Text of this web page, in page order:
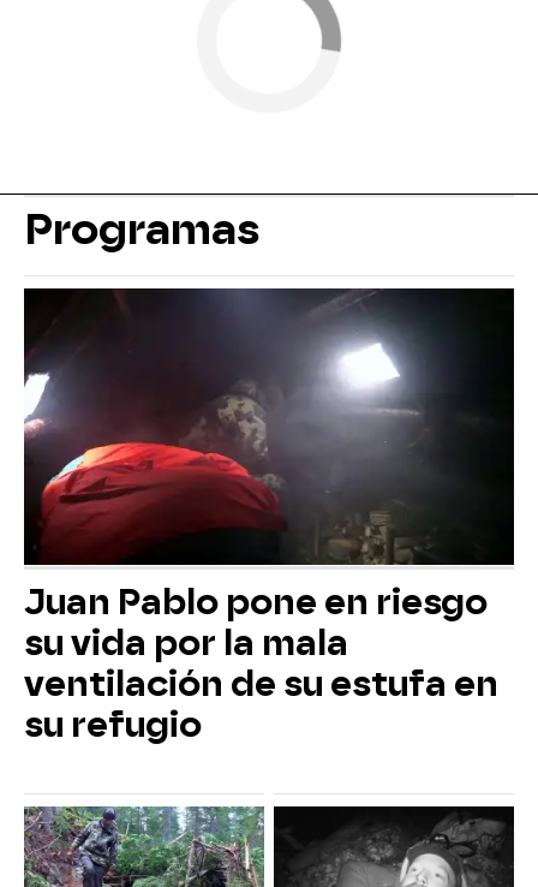
Programas
Juan Pablo pone en riesgo
su vida por la mala
ventilación de su estufa en
su refugio